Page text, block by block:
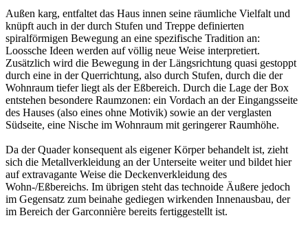
Außen karg, entfaltet das Haus innen seine räumliche Vielfalt und
knüpft auch in der durch Stufen und Treppe definierten
spiralförmigen Bewegung an eine spezifische Tradition an:
Loossche Ideen werden auf völlig neue Weise interpretiert.
Zusätzlich wird die Bewegung in der Längsrichtung quasi gestoppt
durch eine in der Querrichtung, also durch Stufen, durch die der
Wohnraum tiefer liegt als der Eßbereich. Durch die Lage der Box
entstehen besondere Raumzonen: ein Vordach an der Eingangsseite
des Hauses (also eines ohne Motivik) sowie an der verglasten
Südseite, eine Nische im Wohnraum mit geringerer Raumhöhe.
Da der Quader konsequent als eigener Körper behandelt ist, zieht
sich die Metallverkleidung an der Unterseite weiter und bildet hier
auf extravagante Weise die Deckenverkleidung des
Wohn-/Eßbereichs. Im übrigen steht das technoide Äußere jedoch
im Gegensatz zum beinahe gediegen wirkenden Innenausbau, der
im Bereich der Garconnière bereits fertiggestellt ist.